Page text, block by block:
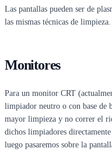
Las pantallas pueden ser de
las mismas técnicas de limpieza.
Monitores
Para un monitor CRT
limpiador neutro o con base de
mayor limpieza y no correr el
dichos limpiadores
luego pasaremos sobre la